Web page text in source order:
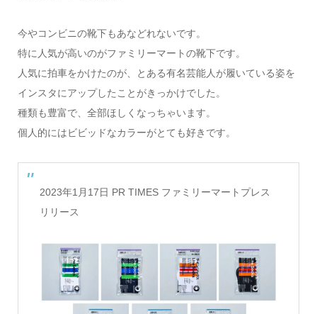
今やコンビニの靴下もあなどれないです。
特に人気が高いのがファミリーマートの靴下です。
人気に拍車をかけたのが、とある有名芸能人が履いている姿を
インスタにアップしたことがきっかけでした。
種類も豊富で、全部ほしくなっちゃいます。
個人的にはビビッドなカラーがとても好きです。
2023年1月17日 PR TIMES ファミリーマートプレス
リリース